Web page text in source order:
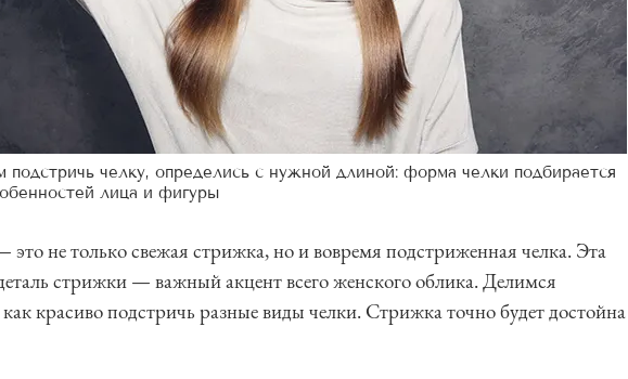
челку, определись с нужной длиной: форма челки подбирается
лица и фигуры
не только свежая стрижка, но и вовремя подстриженная челка. Эта
стрижки — важный акцент всего женского облика. Делимся
красиво подстричь разные виды челки. Стрижка точно будет достойна